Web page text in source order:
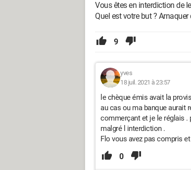
Vous êtes en interdiction de
Quel est votre but ?
9
yves
18 juil. 2021 à 23:57
le chèque émis avait la
au cas ou ma banque aurait
commerçant et je le réglais
malgré l interdiction .
Flo vous avez pas compris
0